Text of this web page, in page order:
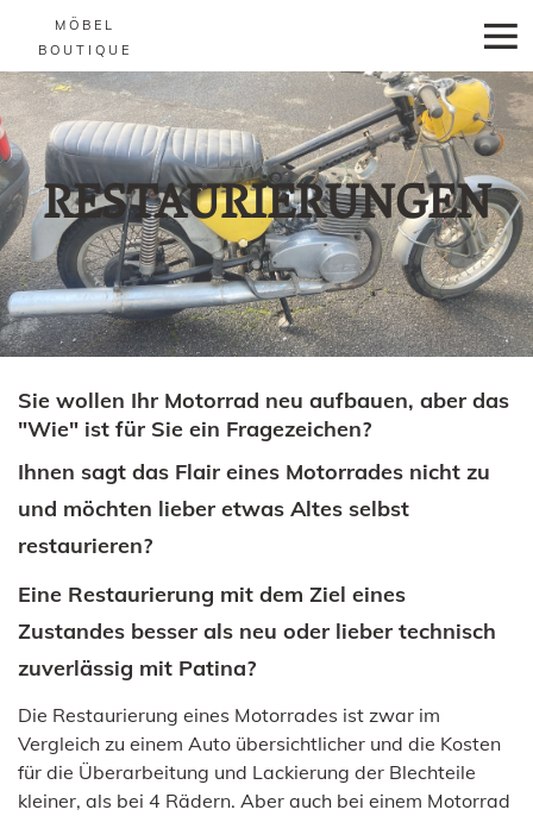
M Ö B E L
B O U T I Q U E
RESTAURIERUNGEN
Sie wollen Ihr Motorrad neu aufbauen, aber das
"Wie" ist für Sie ein Fragezeichen?
Ihnen sagt das Flair eines Motorrades nicht zu
und möchten lieber etwas Altes selbst
restaurieren?
Eine Restaurierung mit dem Ziel eines
Zustandes besser als neu oder lieber technisch
zuverlässig mit Patina?
Die Restaurierung eines Motorrades ist zwar im
Vergleich zu einem Auto übersichtlicher und die Kosten
für die Überarbeitung und Lackierung der Blechteile
kleiner, als bei 4 Rädern. Aber auch bei einem Motorrad